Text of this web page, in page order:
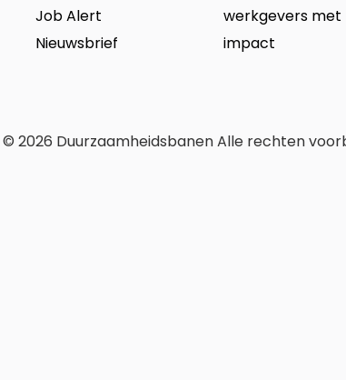
Job Alert
Nieuwsbrief
werkgevers met
impact
© 2026 Duurzaamheidsbanen Alle rechten